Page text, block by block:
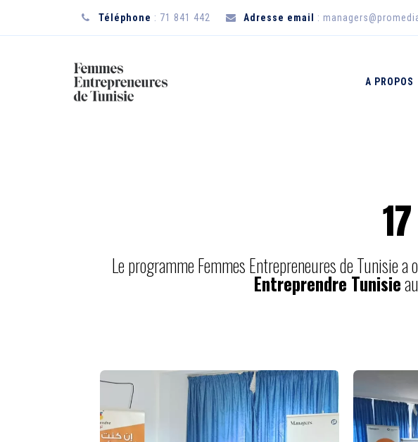
Téléphone : 71 841 442 Adresse email :
A PROPOS
Le programme Femmes Entrepreneures de Tunisie
Entreprendre Tunisie